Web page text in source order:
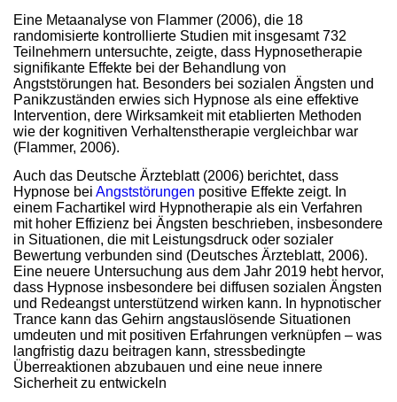
Eine Metaanalyse von Flammer (2006), die 18
randomisierte kontrollierte Studien mit insgesamt 732
Teilnehmern untersuchte, zeigte, dass Hypnosetherapie
signifikante Effekte bei der Behandlung von
Angststörungen hat. Besonders bei sozialen Ängsten und
Panikzuständen erwies sich Hypnose als eine effektive
Intervention, dere Wirksamkeit mit etablierten Methoden
wie der kognitiven Verhaltenstherapie vergleichbar war
(Flammer, 2006).
Auch das Deutsche Ärzteblatt (2006) berichtet, dass
Hypnose bei Angststörungen positive Effekte zeigt. In
einem Fachartikel wird Hypnotherapie als ein Verfahren
mit hoher Effizienz bei Ängsten beschrieben, insbesondere
in Situationen, die mit Leistungsdruck oder sozialer
Bewertung verbunden sind (Deutsches Ärzteblatt, 2006).
Eine neuere Untersuchung aus dem Jahr 2019 hebt hervor,
dass Hypnose insbesondere bei diffusen sozialen Ängsten
und Redeangst unterstützend wirken kann. In hypnotischer
Trance kann das Gehirn angstauslösende Situationen
umdeuten und mit positiven Erfahrungen verknüpfen – was
langfristig dazu beitragen kann, stressbedingte
Überreaktionen abzubauen und eine neue innere
Sicherheit zu entwickeln